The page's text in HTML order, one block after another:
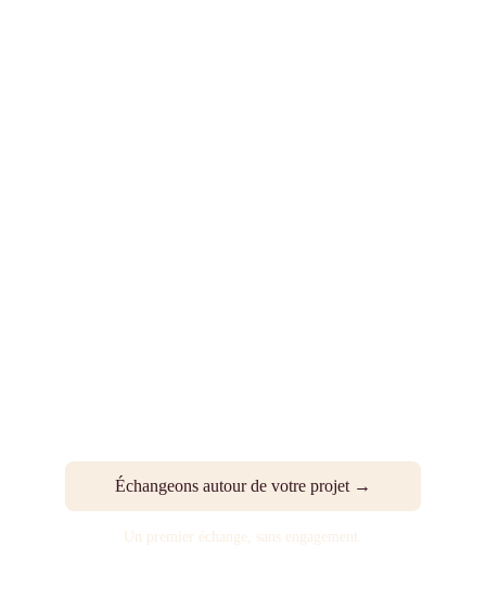
Un premier échange, sans engagement.
Échangeons autour de votre projet →